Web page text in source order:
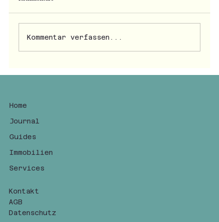
Kommentar verfassen...
Home
Journal
Guides
Immobilien
Services
Kontakt
AGB
Datenschutz